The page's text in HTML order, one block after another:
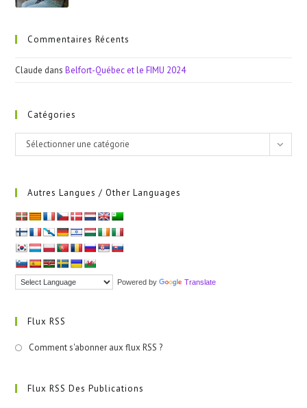
Commentaires Récents
Claude dansBelfort-Québec et le FIMU 2024
Catégories
Catégories
Sélectionner une catégorie
Autres Langues / Other Languages
Powered by Translate
Flux RSS
Comment s'abonner aux flux RSS ?
Flux RSS Des Publications